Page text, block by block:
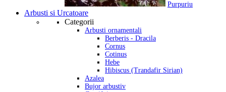
Purpuriu
Arbusti si Urcatoare
Categorii
Arbusti ornamentali
Berberis - Dracila
Cornus
Cotinus
Hebe
Hibiscus (Trandafir Sirian)
Azalea
Bujor arbustiv